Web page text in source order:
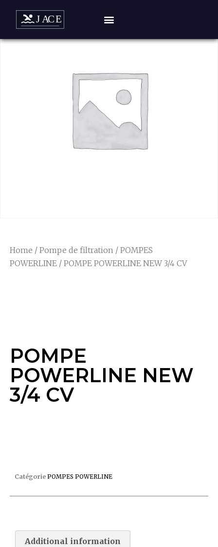
Home / Pompe de filtration / POMPES
POWERLINE / POMPE POWERLINE NEW 3/4 CV
POMPE
POWERLINE NEW
3/4 CV
Catégorie POMPES POWERLINE
Additional information